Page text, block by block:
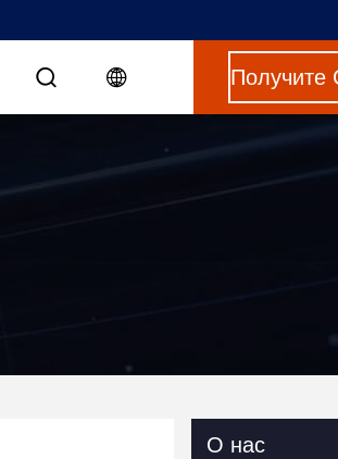
О нас